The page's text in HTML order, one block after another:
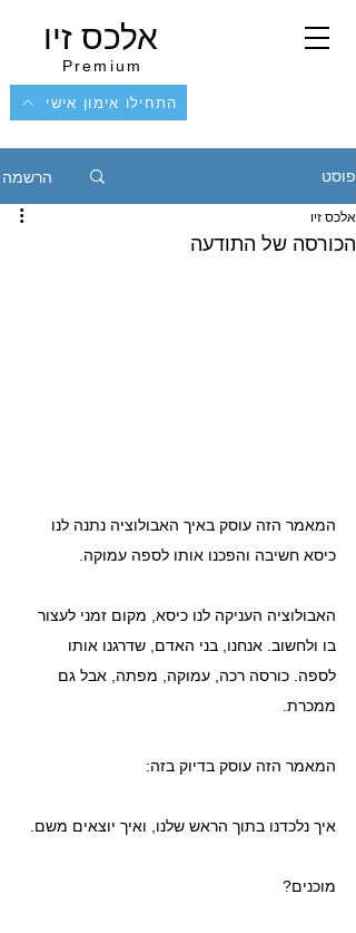
אלכס זיו
Premium
התחילו אימון אישי
פוסט הרשמה
הכורסה של התודעה
אלכס זיו
המאמר הזה עוסק באיך האבולוציה נתנה לנו
כיסא חשיבה והפכנו אותו לספה עמוקה.
האבולוציה העניקה לנו כיסא, מקום זמני לעצור
בו ולחשוב. אנחנו, בני האדם, שדרגנו אותו
לספה. כורסה רכה, עמוקה, מפתה, אבל גם
ממכרת.
המאמר הזה עוסק בדיוק בזה:
איך נלכדנו בתוך הראש שלנו, ואיך יוצאים משם.
מוכנים?